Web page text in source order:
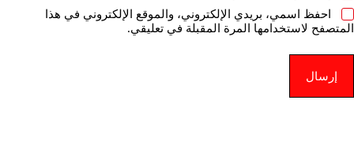
احفظ اسمي، بريدي الإلكتروني، والموقع الإلكتروني في هذا
المتصفح لاستخدامها المرة المقبلة في تعليقي.
إرسال